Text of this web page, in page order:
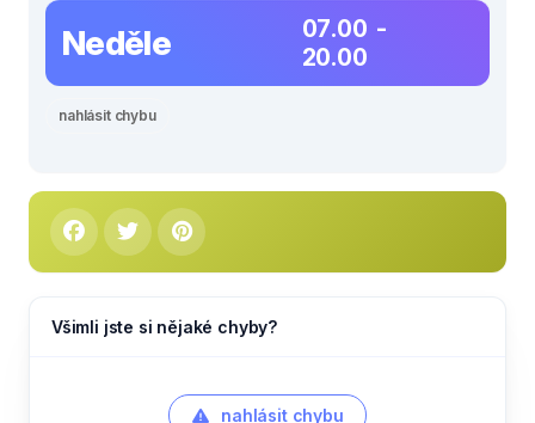
Neděle
07.00 -
20.00
nahlásit chybu
Všimli jste si nějaké chyby?
nahlásit chybu